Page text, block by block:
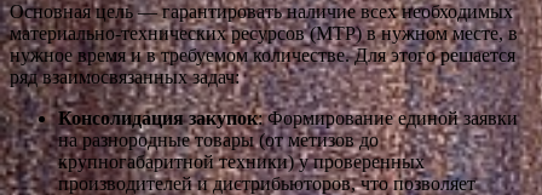
Основная цель — гарантировать наличие всех необходимых
материально-технических ресурсов (МТР) в нужном месте, в
нужное время и в требуемом количестве. Для этого решается
ряд взаимосвязанных задач:
Консолидация закупок: Формирование единой заявки
на разнородные товары (от метизов до
крупногабаритной техники) у проверенных
производителей и дистрибьюторов, что позволяет